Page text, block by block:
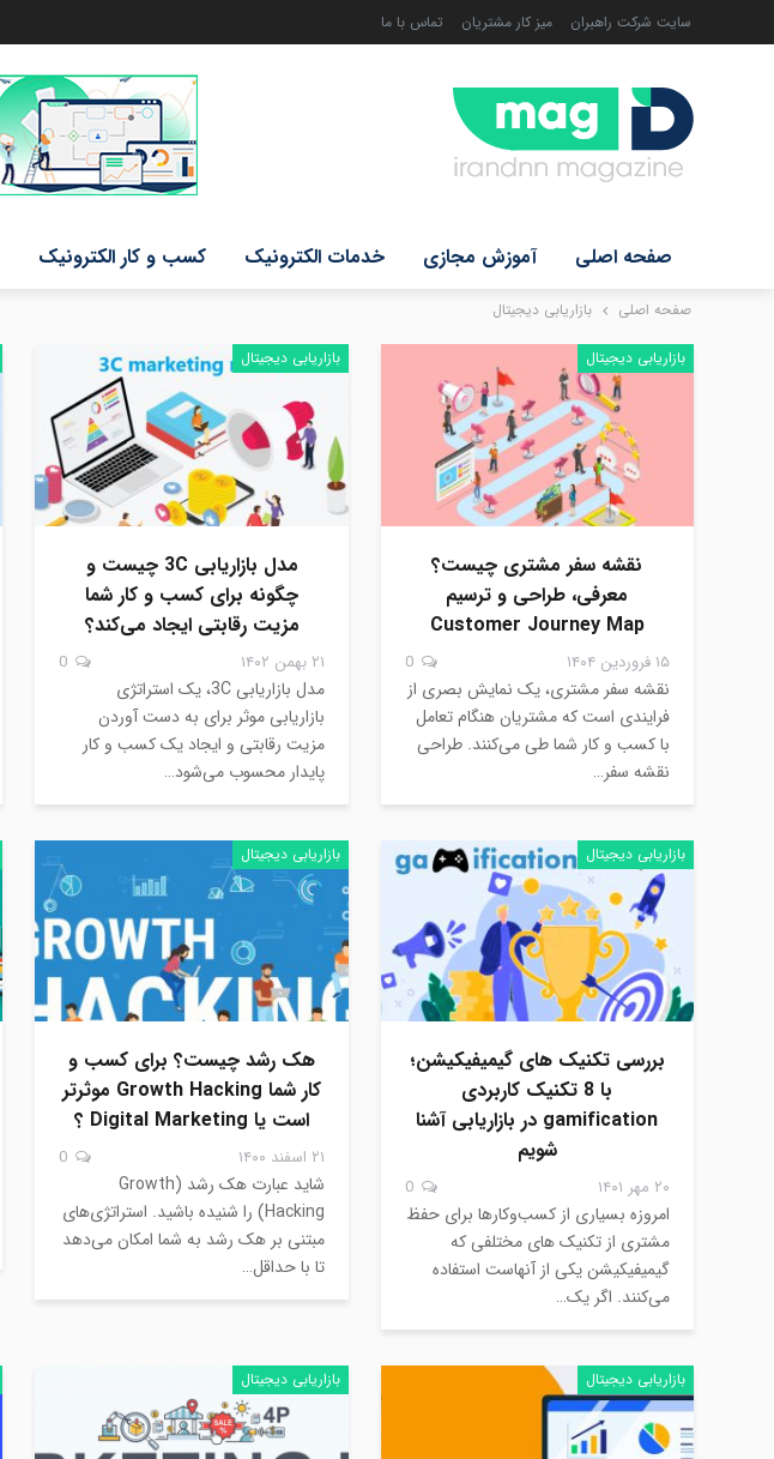
سایت شرکت راهبران میز کار مشتریان تماس با ما
صفحه اصلی آموزش مجازی خدمات الکترونیک کسب و کار الکترونیک
صفحه اصلی بازاریابی دیجیتال
بازاریابی دیجیتال
نقشه سفر مشتری چیست؟
معرفی، طراحی و ترسیم
Customer Journey Map
۱۵ فروردین ۱۴۰۴ 0
نقشه سفر مشتری، یک نمایش بصری از
فرایندی است که مشتریان هنگام تعامل
با کسب و کار شما طی می‌کنند. طراحی
نقشه سفر…
بازاریابی دیجیتال
مدل بازاریابی 3C چیست و
چگونه برای کسب و کار شما
مزیت رقابتی ایجاد می‌کند؟
۲۱ بهمن ۱۴۰۲
مدل بازاریابی 3C، یک استراتژی
بازاریابی موثر برای به دست آوردن
مزیت رقابتی و ایجاد یک کسب و کار
پایدار محسوب می‌شود…
بازاریابی دیجیتال
بررسی تکنیک های گیمیفیکیشن؛
با 8 تکنیک کاربردی
gamification در بازاریابی آشنا
شویم
۲۰ مهر ۱۴۰۱ 0
امروزه بسیاری از کسب‌وکارها برای حفظ
مشتری از تکنیک های مختلفی که
گیمیفیکیشن یکی از آنهاست استفاده
می‌کنند. اگر یک…
بازاریابی دیجیتال
هک رشد چیست؟ برای کسب و
کار شما Growth Hacking موثرتر
است یا Digital Marketing ؟
۲۱ اسفند ۱۴۰۰
شاید عبارت هک رشد (Growth
Hacking) را شنیده باشید. استراتژی‌های
مبتنی بر هک رشد به شما امکان می‌دهد
تا با حداقل…
بازاریابی دیجیتال بازاریابی دیجیتال